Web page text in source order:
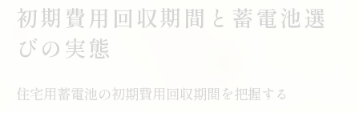
初期費用回収期間と蓄電池選
びの実態
住宅用蓄電池の初期費用回収期間を把握する